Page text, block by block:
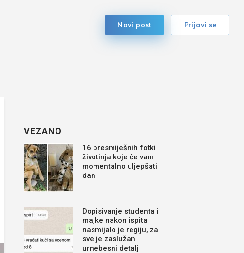
Prijavi se
Novi post
VEZANO
16 presmiješnih fotki
životinja koje će vam
momentalno uljepšati
dan
Dopisivanje studenta i
majke nakon ispita
nasmijalo je regiju, za
sve je zaslužan
urnebesni detalj